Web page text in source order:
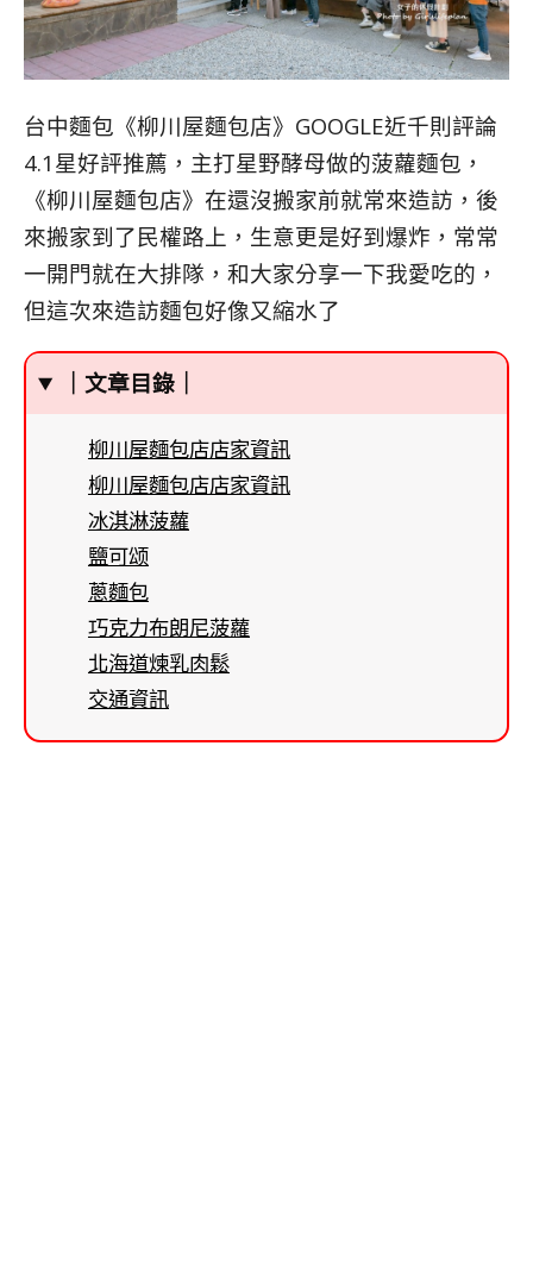
台中麵包《柳川屋麵包店》GOOGLE近千則評論
4.1星好評推薦，主打星野酵母做的菠蘿麵包，
《柳川屋麵包店》在還沒搬家前就常來造訪，後
來搬家到了民權路上，生意更是好到爆炸，常常
一開門就在大排隊，和大家分享一下我愛吃的，
但這次來造訪麵包好像又縮水了
｜文章目錄｜
柳川屋麵包店店家資訊
柳川屋麵包店店家資訊
冰淇淋菠蘿
鹽可颂
蔥麵包
巧克力布朗尼菠蘿
北海道煉乳肉鬆
交通資訊